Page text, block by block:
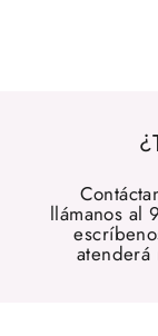
llámanos al
atenderá